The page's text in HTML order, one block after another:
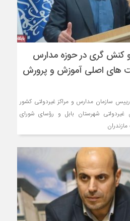
کنش گری در حوزه مدارس
های اصلی آموزش و پرورش
سازمان مدارس و مراکز غیردولتی کشور
شهرستان بابل و رؤسای شورای